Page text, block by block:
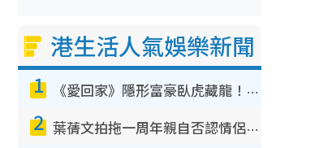
港生活人氣娛樂新聞
1 《愛回家》隱形富豪臥虎藏龍！盤點12位財氣逼人的有錢藝人：呢位靚女3億身家唔憂做
2 葉蒨文拍拖一周年親自否認情侶關係？！被質疑感情造假竟稱GM「普通同事」